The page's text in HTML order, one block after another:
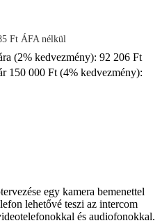
Ft ÁFA nélkül
(2% kedvezmény): 92 206 Ft
150 000 Ft (4% kedvezmény):
egy kamera bemenettel
lehetővé teszi az intercom
és audiofonokkal.